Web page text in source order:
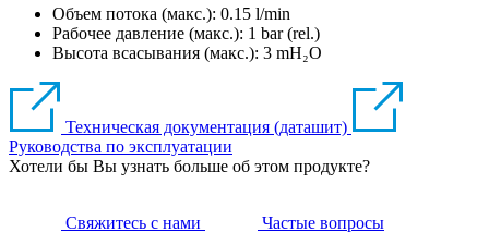
Объем потока (макс.): 0.15 l/min
Рабочее давление (макс.): 1 bar (rel.)
Высота всасывания (макс.): 3 mH₂O
Техническая документация (даташит)
Руководства по эксплуатации
Хотели бы Вы узнать больше об этом продукте?
Свяжитесь с нами
Частые вопросы